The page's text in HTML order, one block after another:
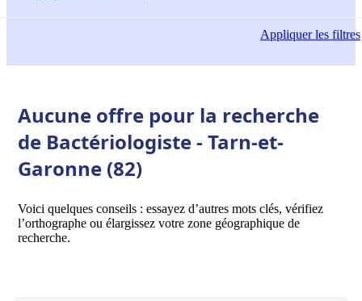
Appliquerles filtres
Aucune offre pour la recherche
de Bactériologiste - Tarn-et-
Garonne (82)
Voici quelques conseils : essayez d’autres mots clés, vérifiez
l’orthographe ou élargissez votre zone géographique de
recherche.